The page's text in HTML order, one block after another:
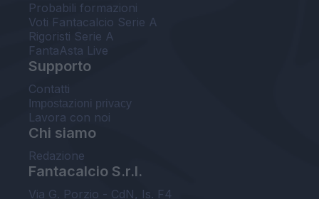
Probabili formazioni
Voti Fantacalcio Serie A
Rigoristi Serie A
FantaAsta Live
Supporto
Contatti
Impostazioni privacy
Lavora con noi
Chi siamo
Redazione
Fantacalcio S.r.l.
Via G. Porzio - CdN, Is. F4